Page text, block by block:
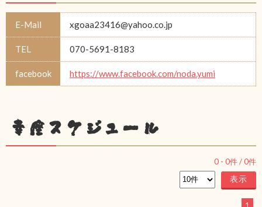
E-Mail xgoaa23416@yahoo.co.jp
TEL 070-5691-8183
facebook https://www.facebook.com/noda.yumi
幸座スケジュール
0 - 0件 /0件